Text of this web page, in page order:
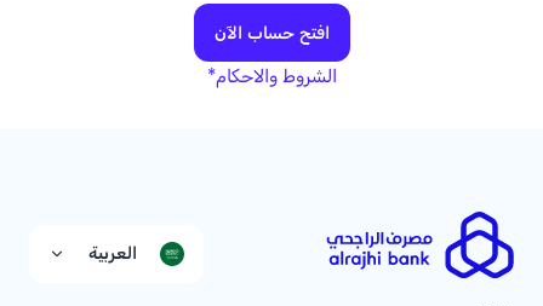
افتح حساب الآن
الشروط والاحكام*
العربية